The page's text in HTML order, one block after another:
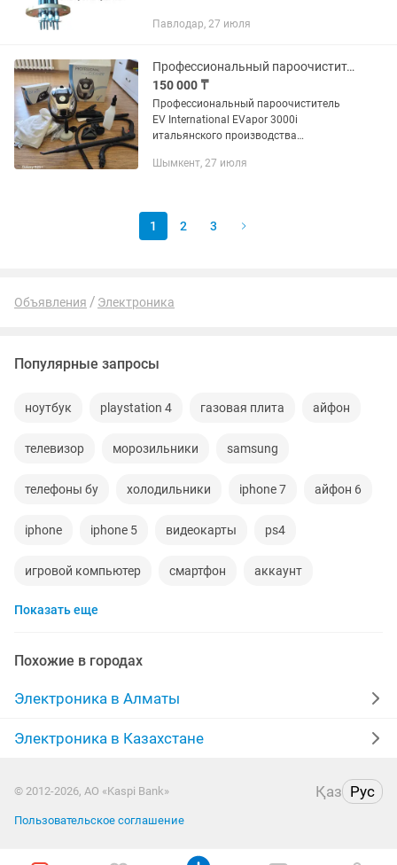
Павлодар, 27 июля
Профессиональный пароочиститель EV International EVapor 3000i итальянского
150 000 ₸
Профессиональный пароочиститель
EV International EVapor 3000i
итальянского производства
пароочиститель премиум-класса EV
Шымкент, 27 июля
1 2 3
Объявления Электроника
Популярные запросы
ноутбук playstation 4 газовая плита айфон
телевизор морозильники samsung
телефоны бу холодильники iphone 7 айфон 6
iphone iphone 5 видеокарты ps4
игровой компьютер смартфон аккаунт
материнская плата
беспроводные наушники
обмен ddr2 xiaomi
Показать еще
Похожие в городах
Электроника в Алматы
Электроника в Казахстане
© 2012-2026, АО «Kaspi Bank» Қаз Рус
Пользовательское соглашение